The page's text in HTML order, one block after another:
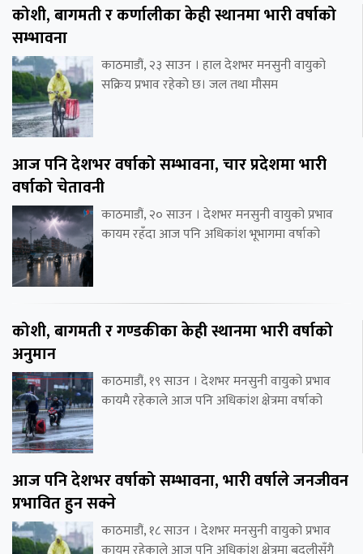
कोशी, बागमती र कर्णालीका केही स्थानमा भारी वर्षाको
सम्भावना
काठमाडौं, २३ साउन । हाल देशभर मनसुनी वायुको
सक्रिय प्रभाव रहेको छ। जल तथा मौसम
आज पनि देशभर वर्षाको सम्भावना, चार प्रदेशमा भारी
वर्षाको चेतावनी
काठमाडौं, २० साउन । देशभर मनसुनी वायुको प्रभाव
कायम रहँदा आज पनि अधिकांश भूभागमा वर्षाको
कोशी, बागमती र गण्डकीका केही स्थानमा भारी वर्षाको
अनुमान
काठमाडौं, १९ साउन । देशभर मनसुनी वायुको प्रभाव
कायमै रहेकाले आज पनि अधिकांश क्षेत्रमा वर्षाको
आज पनि देशभर वर्षाको सम्भावना, भारी वर्षाले जनजीवन
प्रभावित हुन सक्ने
काठमाडौं, १८ साउन । देशभर मनसुनी वायुको प्रभाव